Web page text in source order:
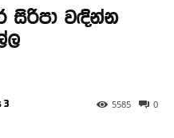
සිරිපා වඳින්න
3 0
5585